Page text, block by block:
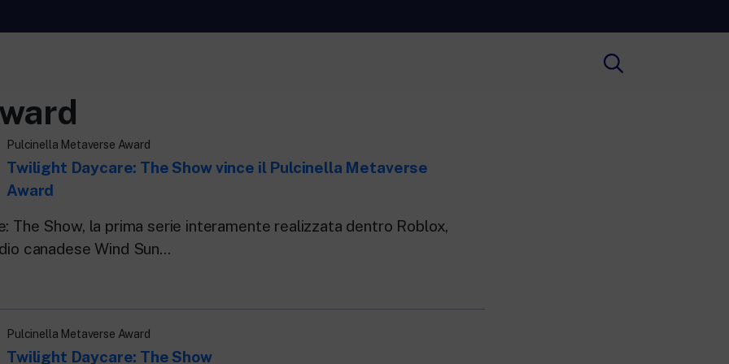
i
New 24 ore su 24: attualità, ultime notizie e
aggiornamenti.
RaiNews
Le redazioni regionali di RaiNews.
Rai TgR Rai Scuola
Pulcinella Metaverse Award
Twilight Daycare: The Show vince il Pulcinella Metaverse
Award
The Show, la prima serie interamente realizzata dentro Roblox,
canadese Wind Sun...
Pulcinella Metaverse Award
Twilight Daycare: The Show